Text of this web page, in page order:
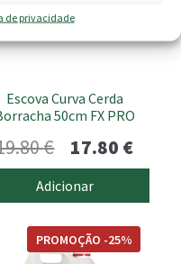
de privacidade
Escova Curva Cerda
50cm FX PRO
€
preço
original
era:
17.80 €O
preço
atual
Adicionar
PROMOÇÃO -25%